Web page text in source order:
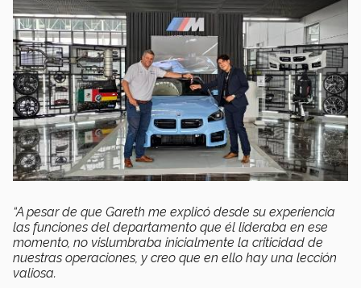
“A pesar de que Gareth me explicó desde su experiencia
las funciones del departamento que él lideraba en ese
momento, no vislumbraba inicialmente la criticidad de
nuestras operaciones, y creo que en ello hay una lección
valiosa.